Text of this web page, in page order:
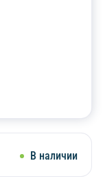
В наличии